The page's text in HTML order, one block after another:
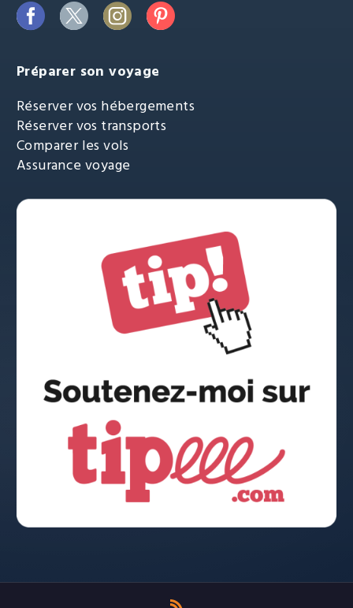
Préparer son voyage
Réserver vos hébergements
Réserver vos transports
Comparer les vols
Assurance voyage